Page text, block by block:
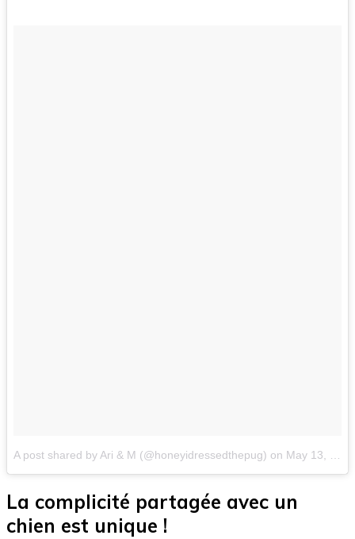
A post shared by Ari & M (@honeyidressedthepug) on May 13, 2018 at 12:16pm PDT
La complicité partagée avec un
chien est unique !